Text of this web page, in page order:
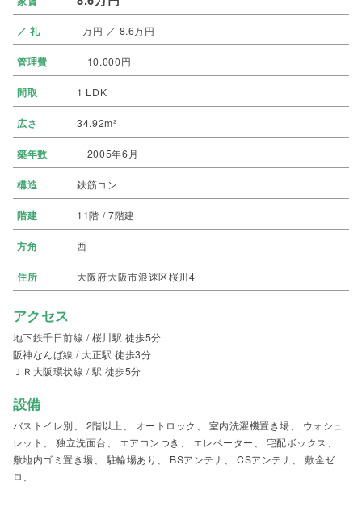
／ 礼 万円 ／ 8.6万円
管理費 10.000円
間取 1 LDK
広さ 34.92m²
築年数 2005年6月
構造 鉄筋コン
階建 11階 / 7階建
方角 西
住所 大阪府大阪市浪速区桜川4
アクセス
地下鉄千日前線 / 桜川駅 徒歩5分
阪神なんば線 / 大正駅 徒歩3分
ＪＲ大阪環状線 / 駅 徒歩5分
設備
バストイレ別、 2階以上、 オートロック、 室内洗濯機置き場、 ウォシュ
レット、 独立洗面台、 エアコンつき、 エレベーター、 宅配ボックス、
敷地内ゴミ置き場、 駐輪場あり、 BSアンテナ、 CSアンテナ、 敷金ゼ
ロ、